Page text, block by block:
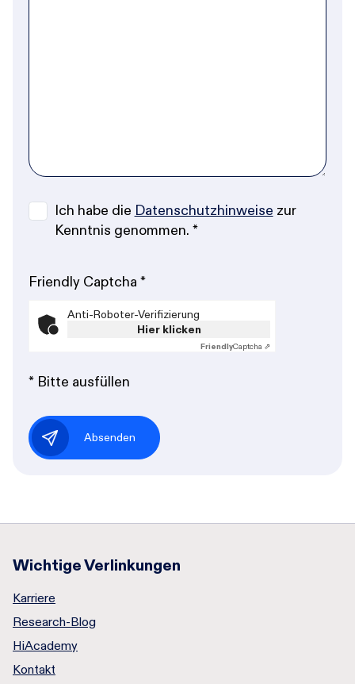
Ich habe die Datenschutzhinweise zur
Kenntnis genommen. *
Friendly Captcha *
Anti-Roboter-Verifizierung
Hier klicken
FriendlyCaptcha ⇗
* Bitte ausfüllen
Absenden
Wichtige Verlinkungen
Karriere
Research-Blog
HiAcademy
Kontakt